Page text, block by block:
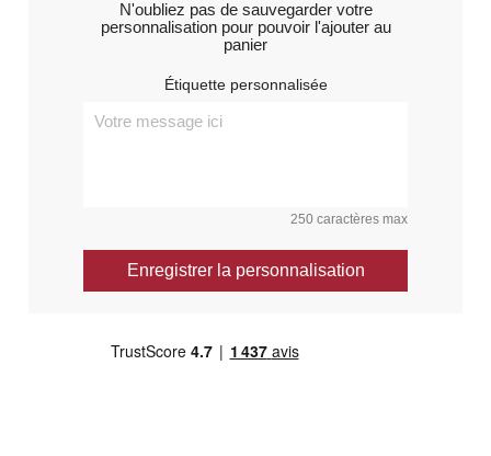
N'oubliez pas de sauvegarder votre
personnalisation pour pouvoir l'ajouter au
panier
Étiquette personnalisée
250 caractères max
Enregistrer la personnalisation